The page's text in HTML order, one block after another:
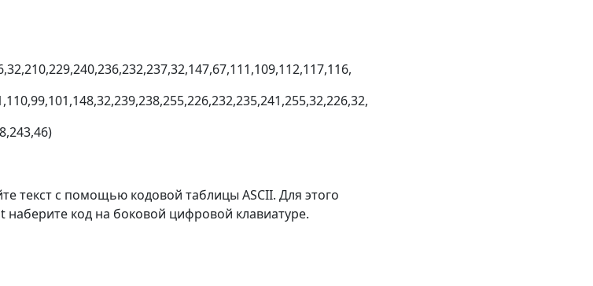
текст с помощью кодовой таблицы ASCII. Для этого
код на боковой цифровой клавиатуре.